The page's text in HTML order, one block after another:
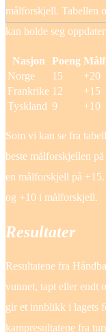
målforskjell. Tabellen
kan holde seg
Nasjon Poeng
Norge
15
+20
Frankrike 12
+15
Tyskland 9 +10
Som vi kan se fra
beste målforskjellen
en målforskjell på
og +10 i målforskjell.
Resultater
Resultatene fra
vunnet, tapt eller endt
gir et innblikk i lagets
kampresultatene fra